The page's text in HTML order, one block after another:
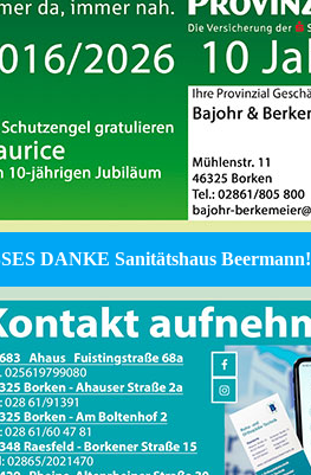
DANKE Sanitätshaus Beermann!